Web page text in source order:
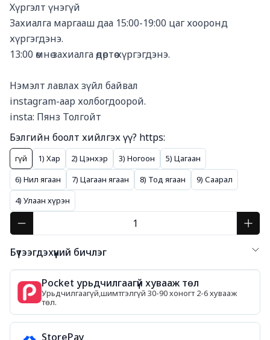
Хүргэлт үнэгүй
Захиалга маргааш даа 15:00-19:00 цаг хооронд
хүргэгдэнэ.
13:00 өмнө захиалга өдөртөө хүргэгдэнэ.
Нэмэлт лавлах зүйл байвал
instagram-аар холбогдоорой.
insta: Пянз Толгойт
Бэлгийн боолт хийлгэх үү? https:
Үгүй 1) Хар 2) Цэнхэр 3) Ногоон
5) Цагаан
6) Нил ягаан
7) Цагаан ягаан 8) Тод ягаан
9) Саарал
4) Улаан хүрэн
Бүтээгдэхүүний бичлэг
Pocket урьдчилгаагүй хувааж төл
Урьдчилгаагүй,шимтгэлгүй 30-90 хоногт 2-6 хувааж
төл.
StorePay